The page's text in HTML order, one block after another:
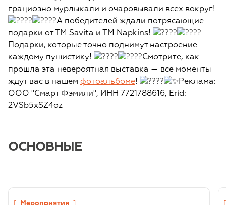
грациозно мурлыкали и очаровывали всех вокруг!
А победителей ждали потрясающие
подарки от ТМ Savita и ТМ Napkins!
Подарки, которые точно поднимут настроение
каждому пушистику!
Смотрите, как
прошла эта невероятная выставка — все моменты
ждут вас в нашем фотоальбоме!
Реклама:
ООО "Смарт Фэмили", ИНН 7721788616, Erid:
2VSb5xSZ4oz
ОСНОВНЫЕ